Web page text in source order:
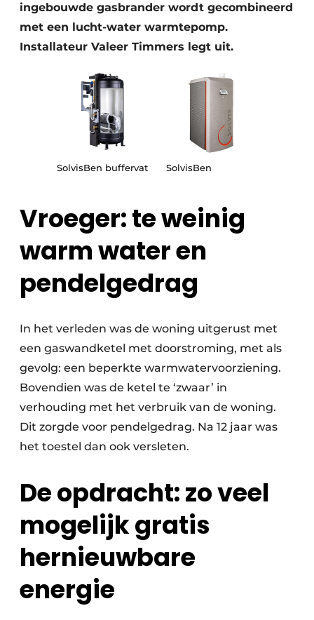
ingebouwde gasbrander wordt gecombineerd
met een lucht-water warmtepomp.
Installateur Valeer Timmers legt uit.
SolvisBen buffervat SolvisBen
Vroeger: te weinig
warm water en
pendelgedrag
In het verleden was de woning uitgerust met
een gaswandketel met door­stroming, met als
gevolg: een beperkte warmwatervoorziening.
Bovendien was de ketel te ‘zwaar’ in
verhouding met het verbruik van de woning.
Dit zorgde voor pendelgedrag. Na 12 jaar was
het toestel dan ook versleten.
De opdracht: zo veel
mogelijk gratis
hernieuwbare
energie